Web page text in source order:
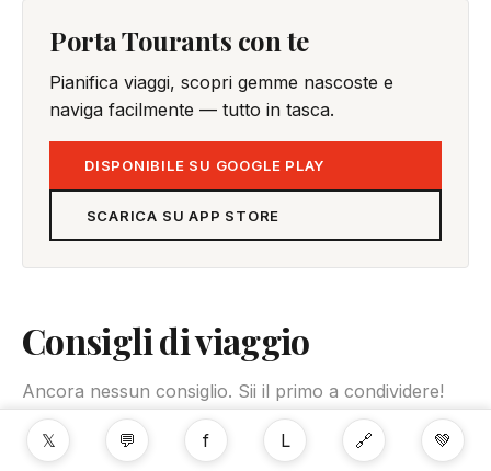
Porta Tourants con te
Pianifica viaggi, scopri gemme nascoste e
naviga facilmente — tutto in tasca.
DISPONIBILE SU GOOGLE PLAY
SCARICA SU APP STORE
Consigli di viaggio
Ancora nessun consiglio. Sii il primo a condividere!
𝕏 💬 f L 🔗 💚